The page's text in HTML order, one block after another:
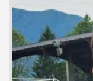
News
Mercato
Erreà Cup